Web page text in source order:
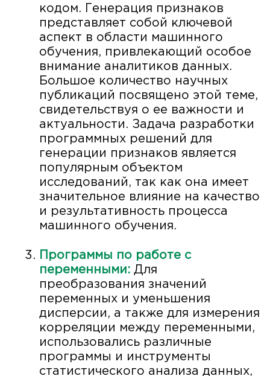
кодом. Генерация признаков
представляет собой ключевой
аспект в области машинного
обучения, привлекающий особое
внимание аналитиков данных.
Большое количество научных
публикаций посвящено этой теме,
свидетельствуя о ее важности и
актуальности. Задача разработки
программных решений для
генерации признаков является
популярным объектом
исследований, так как она имеет
значительное влияние на качество
и результативность процесса
машинного обучения.
Программы по работе с
переменными: Для
преобразования значений
переменных и уменьшения
дисперсии, а также для измерения
корреляции между переменными,
использовались различные
программы и инструменты
статистического анализа данных,